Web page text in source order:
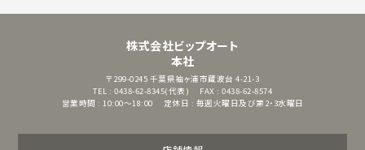
株式会社ビップオート
本社
〒299-0245 千葉県袖ヶ浦市蔵波台 4-21-3
TEL : 0438-62-8345(代表)
FAX : 0438-62-8574
営業時間 : 10:00～18:00
定休日 : 毎週火曜日及び第2・3水曜日